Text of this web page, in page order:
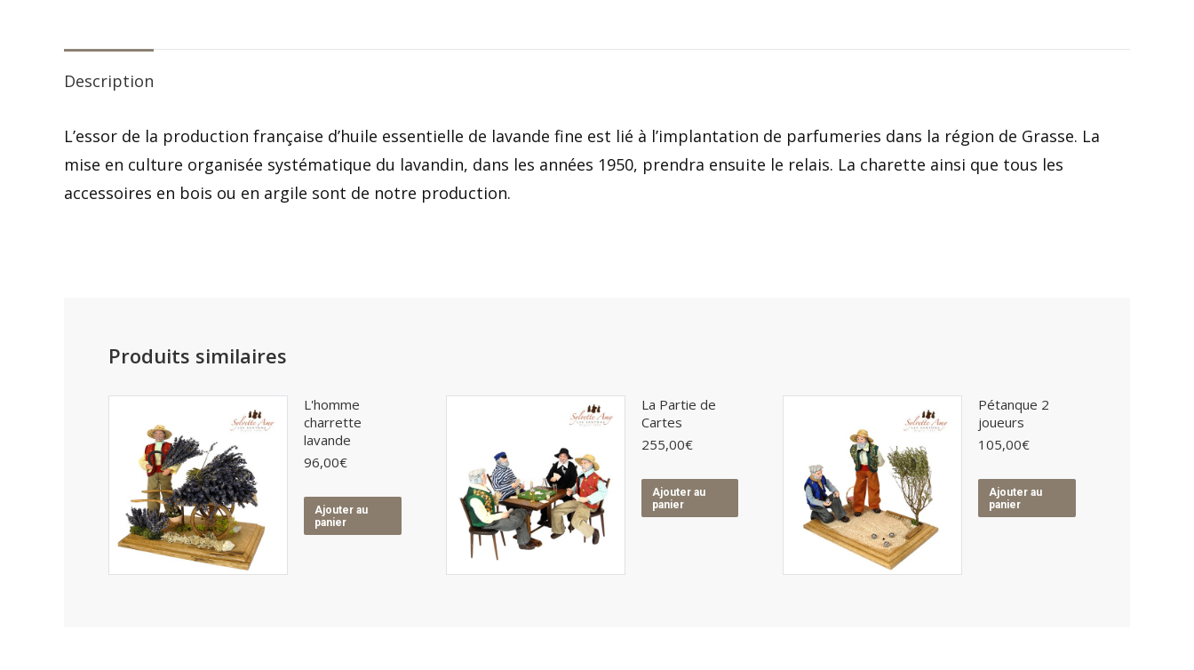
Description
L’essor de la production française d’huile essentielle de lavande fine est lié à l’implantation de parfumeries dans la région de Grasse. La
mise en culture organisée systématique du lavandin, dans les années 1950, prendra ensuite le relais. La charette ainsi que tous les
accessoires en bois ou en argile sont de notre production.
Produits similaires
L'homme
charrette
lavande
96,00€
Ajouter au
panier
La Partie de
Cartes
255,00€
Ajouter au
panier
Pétanque 2
joueurs
105,00€
Ajouter au
panier